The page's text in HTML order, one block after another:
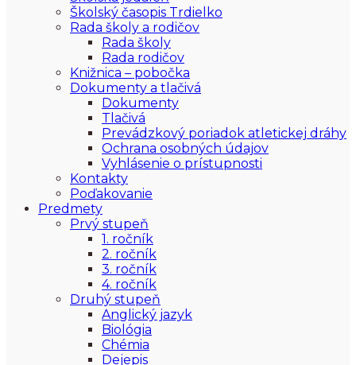
Školský časopis Trdielko
Rada školy a rodičov
Rada školy
Rada rodičov
Knižnica – pobočka
Dokumenty a tlačivá
Dokumenty
Tlačivá
Prevádzkový poriadok atletickej dráhy
Ochrana osobných údajov
Vyhlásenie o prístupnosti
Kontakty
Poďakovanie
Predmety
Prvý stupeň
1. ročník
2. ročník
3. ročník
4. ročník
Druhý stupeň
Anglický jazyk
Biológia
Chémia
Dejepis